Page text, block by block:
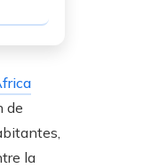
de
la